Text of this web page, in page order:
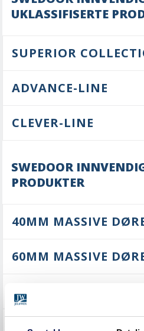
UKLASSIFISERTE
SUPERIOR
ADVANCE-LINE
CLEVER-LINE
SWEDOOR
PRODUKTER
40MM MASSIVE
60MM MASSIVE
60MM MASSIVE
88MM MASSIVE